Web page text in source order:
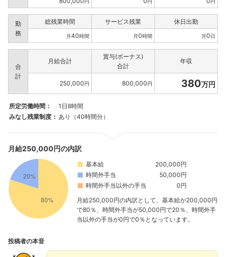
勤
務
総残業時間 サービス残業 休日出勤
月40時間 月0時間 月0日
合
計
月給合計
賞与(ボーナス)
合計
年収
250,000円 800,000円 380万円
所定労働時間：
1日8時間
みなし残業制度： あり（40時間分）
月給250,000円の内訳
基本給
200,000円
時間外手当
50,000円
時間外手当以外の手当
0円
月給250,000円の内訳として、基本給が200,000円
で80％、時間外手当が50,000円で20％、時間外手
当以外の手当が0円で0％となっています。
投稿者の本音